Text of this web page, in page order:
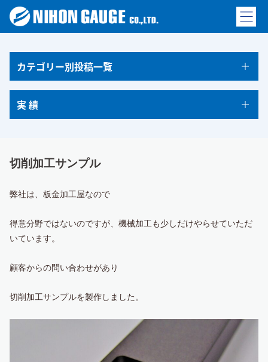
カテゴリー別投稿一覧
実 績
切削加工サンプル
弊社は、板金加工屋なので
得意分野ではないのですが、機械加工も少しだけやらせていただ
いています。
顧客からの問い合わせがあり
切削加工サンプルを製作しました。